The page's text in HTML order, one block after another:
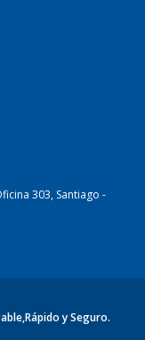
303, Santiago -
y Seguro.